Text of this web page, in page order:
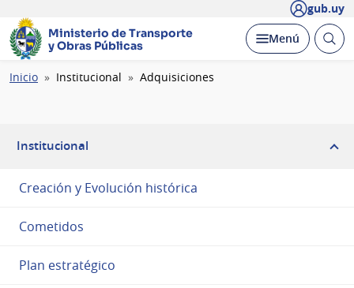
gub.uy
Ministerio de Transporte
y Obras Públicas
Desplegar
Menú Abrir
Ruta
Inicio Institucional Adquisiciones
Institucional
Creación y Evolución histórica
Cometidos
Plan estratégico